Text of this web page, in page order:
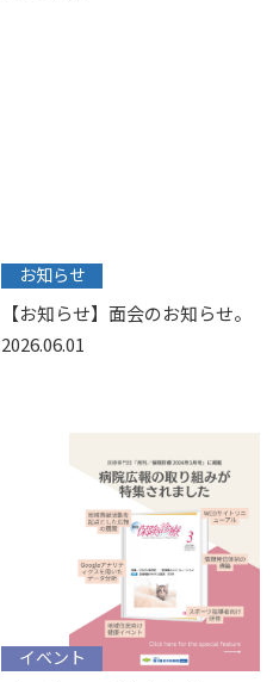
お知らせ
【お知らせ】面会のお知らせ。
2026.06.01
イベント